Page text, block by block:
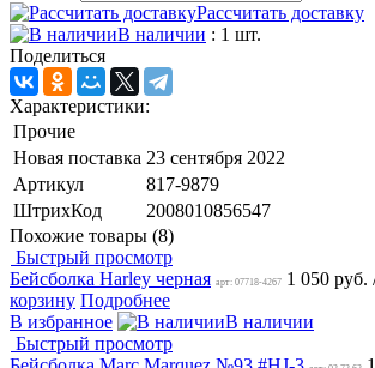
Рассчитать доставку
В наличии : 1 шт.
Поделиться
Характеристики:
Прочие
Новая поставка 23 сентября 2022
Артикул
817-9879
ШтрихКод
2008010856547
Похожие товары (8)
Быстрый просмотр
Бейсболка Harley черная арт: 07718-4267 1 050 руб.
корзину Подробнее
В избранное
В наличии
Быстрый просмотр